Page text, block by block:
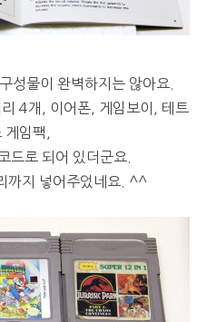
성물이 완벽하지는 않아요.
4개, 이어폰, 게임보이, 테트
게임팩,
드로 되어 있더군요.
까지 넣어주었네요. ^^